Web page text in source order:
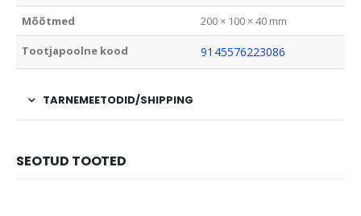
Mõõtmed 200 × 100 × 40 mm
Tootjapoolne kood 9145576223086
TARNEMEETODID/SHIPPING
SEOTUD TOOTED